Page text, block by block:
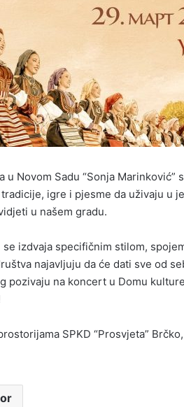
Novom Sadu “Sonja Marinković”
igre i pjesme da uživaju u
u našem gradu.
izdvaja specifičnim stilom,
najavljuju da će dati sve od
pozivaju na koncert u Domu
SPKD “Prosvjeta”